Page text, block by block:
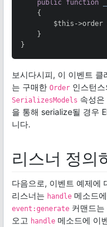
public function
{
$this->order
    }
}
보시다시피, 이 이벤트
는 구매한 Order 인스턴
SerializesModels 속성은
을 통해 serialize될 경우
니다.
리스너 정의
다음으로, 이벤트 예제에
리스너는 handle 메소드
event:generate 커맨드
오고 handle 메소드에 이